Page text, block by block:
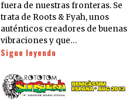
fuera de nuestras fronteras. Se
trata de Roots & Fyah, unos
auténticos creadores de buenas
vibraciones y que…
Sigue leyendo